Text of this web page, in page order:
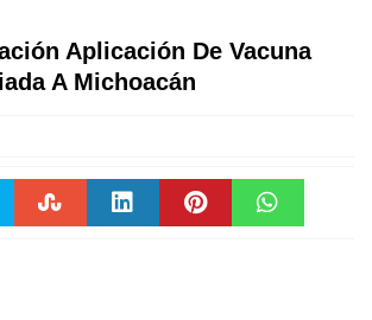
Aplicación De Vacuna
A Michoacán